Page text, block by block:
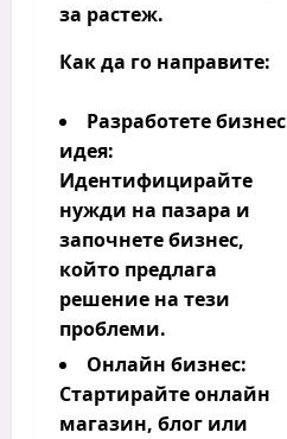
за растеж.
Как да го направите:
Разработете бизнес
идея:
Идентифицирайте
нужди на пазара и
започнете бизнес,
който предлага
решение на тези
проблеми.
Онлайн бизнес:
Стартирайте онлайн
магазин, блог или